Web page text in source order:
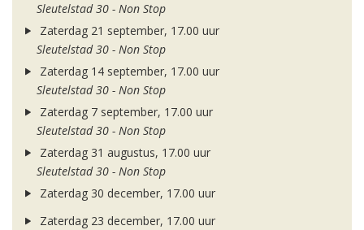
Sleutelstad 30 - Non Stop
Zaterdag 21 september, 17.00 uur
Sleutelstad 30 - Non Stop
Zaterdag 14 september, 17.00 uur
Sleutelstad 30 - Non Stop
Zaterdag 7 september, 17.00 uur
Sleutelstad 30 - Non Stop
Zaterdag 31 augustus, 17.00 uur
Sleutelstad 30 - Non Stop
Zaterdag 30 december, 17.00 uur
Zaterdag 23 december, 17.00 uur